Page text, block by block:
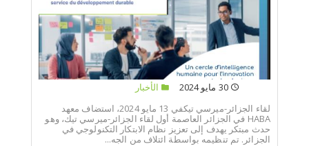
30 مايو 2024
الأخبار
لقاء الجزائر-ميرسي تيكفي 13 مايو 2024، استضاف معهد
HABA في الجزائر العاصمة أول لقاء الجزائر-ميرسي تيك، وهو
حدث مبتكر يهدف إلى تعزيز نظام الابتكار التكنولوجي في
الجزائر. تم تنظيمه بواسطة ائتلاف من الجه...